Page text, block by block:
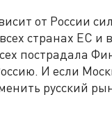
от России
странах ЕС и
пострадала
И если
русский